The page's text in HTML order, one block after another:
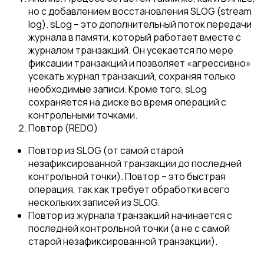
но с добавлением восстановления SLOG (stream
log). sLog – это дополнительный поток передачи
журнала в памяти, который работает вместе с
журналом транзакций. Он усекается по мере
фиксации транзакций и позволяет «агрессивно»
усекать журнал транзакций, сохраняя только
необходимые записи. Кроме того, sLog
сохраняется на диске во время операций с
контрольными точками.
Повтор (REDO)
Повтор из SLOG (от самой старой
незафиксированной транзакции до последней
контрольной точки). Повтор – это быстрая
операция, так как требует обработки всего
нескольких записей из SLOG.
Повтор из журнала транзакций начинается с
последней контрольной точки (а не с самой
старой незафиксированной транзакции).